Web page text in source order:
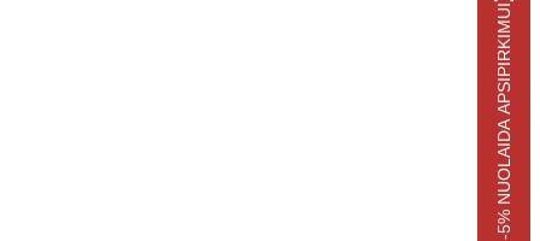
-5% NUOLAIDA APSIPIRKIMUI